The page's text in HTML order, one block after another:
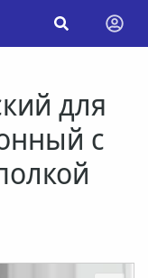
для
с